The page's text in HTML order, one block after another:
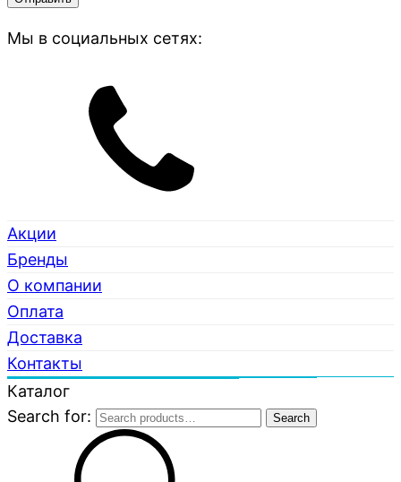
Мы в социальных сетях:
Акции
Бренды
О компании
Оплата
Доставка
Контакты
Каталог
Search for:
Search